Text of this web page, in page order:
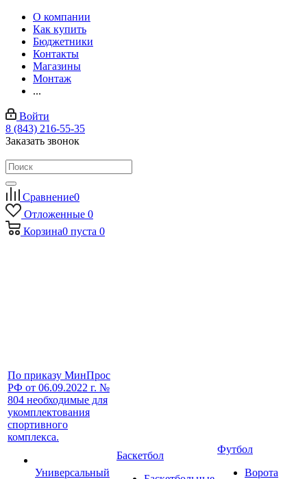
О компании
Как купить
Бюджетники
Контакты
Магазины
Монтаж
...
Войти
8 (843) 216-55-35
Заказать звонок
Сравнение0
Отложенные 0
Корзина0 пуста 0
По приказу МинПрос
РФ от 06.09.2022 г. №
804 необходимые для
укомплектования
спортивного
комплекса.
Универсальный
Баскетбол
Футбол
Ворота